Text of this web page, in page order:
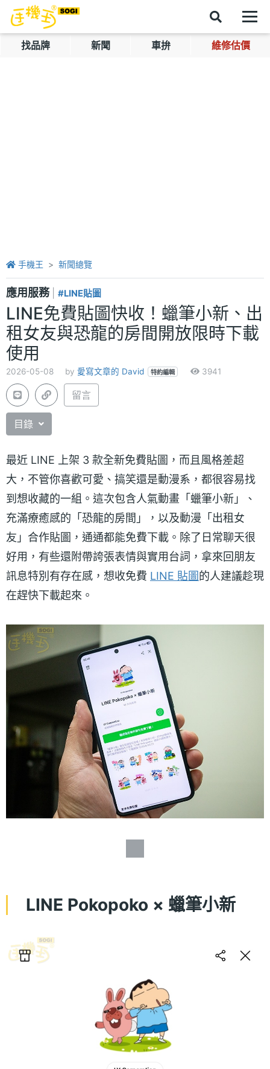
找品牌 新聞 車拚 維修估價
手機王 新聞總覽
應用服務 #LINE貼圖
LINE免費貼圖快收！蠟筆小新、出
租女友與恐龍的房間開放限時下載
使用
2026-05-08 by 愛寫文章的 David 特約編輯 3941
留言
目錄
最近 LINE 上架 3 款全新免費貼圖，而且風格差超
大，不管你喜歡可愛、搞笑還是動漫系，都很容易找
到想收藏的一組。這次包含人氣動畫「蠟筆小新」、
充滿療癒感的「恐龍的房間」，以及動漫「出租女
友」合作貼圖，通通都能免費下載。除了日常聊天很
好用，有些還附帶誇張表情與實用台詞，拿來回朋友
訊息特別有存在感，想收免費 LINE 貼圖的人建議趁現
在趕快下載起來。
LINE Pokopoko × 蠟筆小新